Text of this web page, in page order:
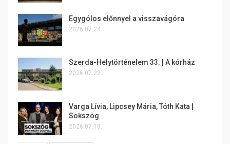
Egygólos előnnyel a visszavágóra
2026.07.24.
Szerda-Helytörténelem 33. | A kórház
2026.07.22.
Varga Lívia, Lipcsey Mária, Tóth Kata |
Sokszög
2026.07.18.